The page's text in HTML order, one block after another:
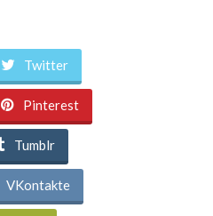
Twitter
Pinterest
Tumblr
VKontakte